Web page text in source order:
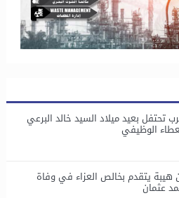
تحتفل بعيد ميلاد السيد خالد البرعي
الوظيفي
يتقدم بخالص العزاء في وفاة
عثمان